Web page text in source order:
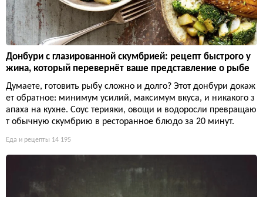
Донбури с глазированной скумбрией: рецепт быстрого у
жина, который перевернёт ваше представление о рыбе
Думаете, готовить рыбу сложно и долго? Этот донбури докаж
ет обратное: минимум усилий, максимум вкуса, и никакого з
апаха на кухне. Соус терияки, овощи и водоросли превращаю
т обычную скумбрию в ресторанное блюдо за 20 минут.
Еда и рецепты 14 195